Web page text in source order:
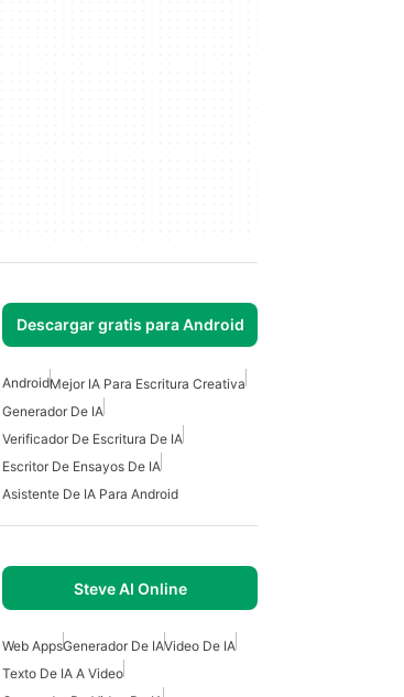
Descargar gratis para Android
AndroidMejor IA Para Escritura Creativa
Generador De IA
Verificador De Escritura De IA
Escritor De Ensayos De IA
Asistente De IA Para Android
Steve AI Online
Web AppsGenerador De IAVideo De IA
Texto De IA A Video